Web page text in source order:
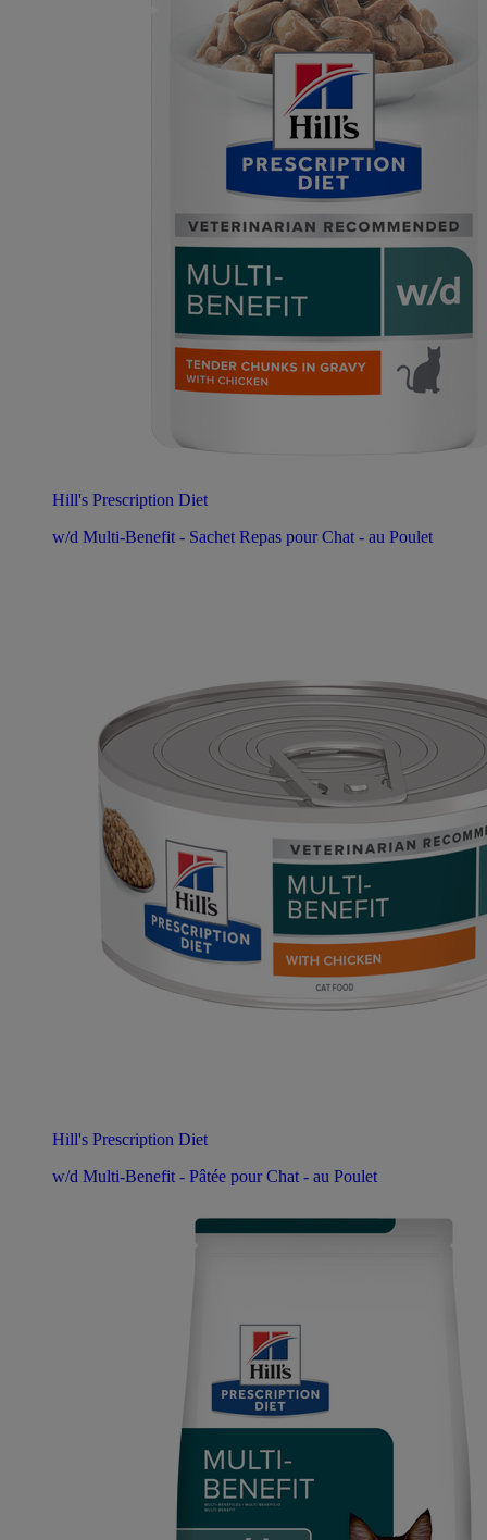
Hill's Prescription Diet
w/d Multi-Benefit - Sachet Repas pour Chat - au Poulet
Hill's Prescription Diet
w/d Multi-Benefit - Pâtée pour Chat - au Poulet